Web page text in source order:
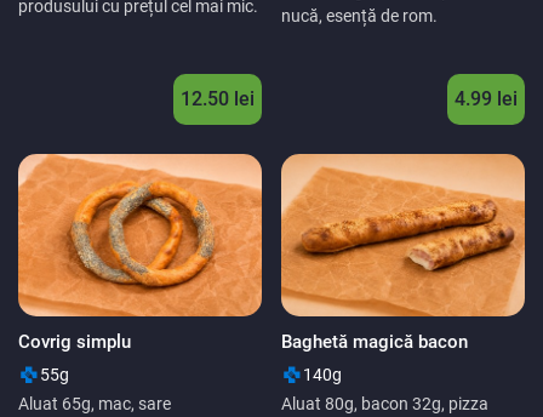
produsului cu prețul cel mai mic.
12.50 lei
nucă, esență de rom.
4.99 lei
Covrig simplu
55g
Aluat 65g, mac, sare
Baghetă magică bacon
140g
Aluat 80g, bacon 32g, pizza